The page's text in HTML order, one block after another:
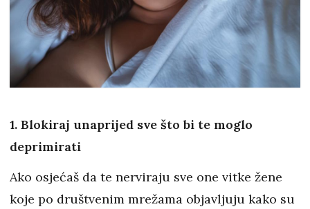
1. Blokiraj unaprijed sve što bi te moglo
deprimirati
Ako osjećaš da te nerviraju sve one vitke žene
koje po društvenim mrežama objavljuju kako su